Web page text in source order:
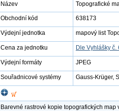
Název
Topografické
Obchodní kód 638173
Výdejní jednotka mapový list
Cena za jednotku Dle Vyhlášky č.
Výdejní formáty JPEG
Souřadnicové systémy Gauss-Krüger,
Barevné rastrové kopie topografických